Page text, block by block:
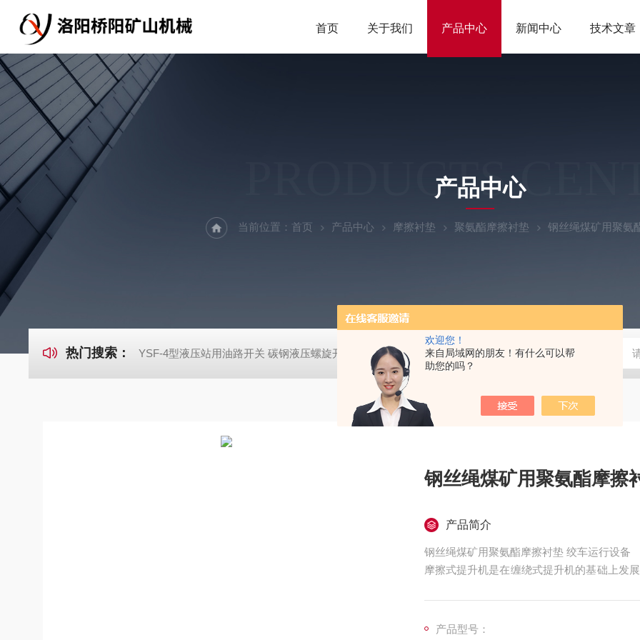
欢迎您！
来自局域网的朋友！有什么可以帮
助您的吗？
首页 关于我们 产品中心 新闻中心 技术文章
PRODUCTS
产品中心
当前位置： 首页 产品中心 摩擦衬垫 聚氨酯摩擦衬垫 钢丝绳煤矿用聚氨
热门搜索： YSF-4型液压站用油路开关 碳钢液压螺旋开关 猴车配件橡胶轮衬 托压轮矿用斜井巷道用 矿用本安型
钢丝绳煤矿用聚氨酯摩擦
产品简介
钢丝绳煤矿用聚氨酯摩擦衬垫 绞车运行设备
摩擦式提升机是在缠绕式提升机的基础上发
产品型号：